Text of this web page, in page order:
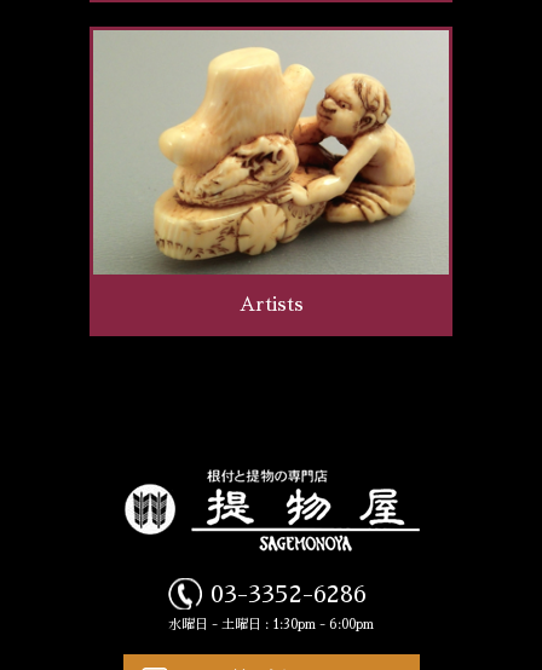
Artists
03-3352-6286
水曜日 - 土曜日 : 1:30pm - 6:00pm